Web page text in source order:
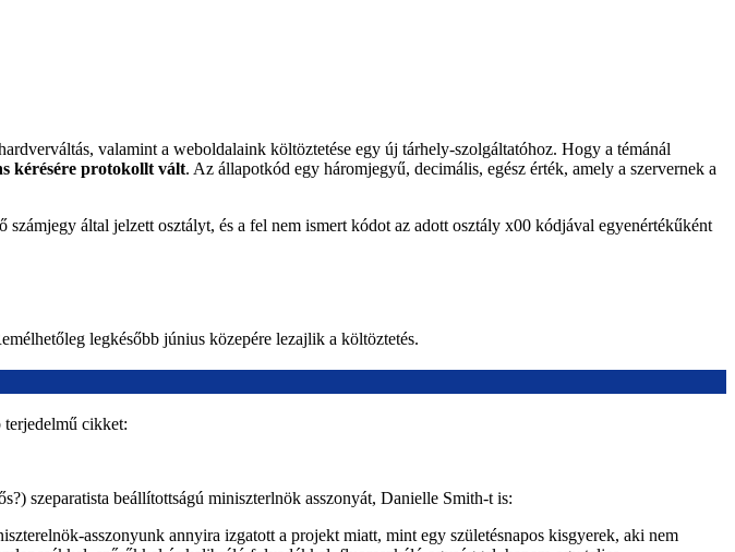
valamint a weboldalaink költöztetése egy új tárhely-szolgáltatóhoz. Hogy a témánál
kérésére protokollt vált. Az állapotkód egy háromjegyű, decimális, egész érték, amely a szervernek a
által jelzett osztályt, és a fel nem ismert kódot az adott osztály x00 kódjával egyenértékűként
legkésőbb június közepére lezajlik a költöztetés.
terjedelmű cikket:
szeparatista beállítottságú miniszterlnök asszonyát, Danielle Smith-t is:
asszonyunk annyira izgatott a projekt miatt, mint egy születésnapos kisgyerek, aki nem